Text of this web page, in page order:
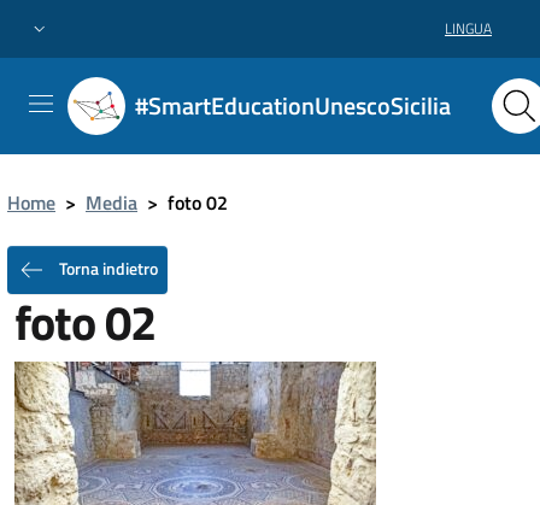
LINGUA
#SmartEducationUnescoSicilia
Home > Media > foto 02
Torna indietro
foto 02